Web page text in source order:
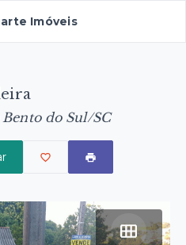
Imóveis
do Sul/SC